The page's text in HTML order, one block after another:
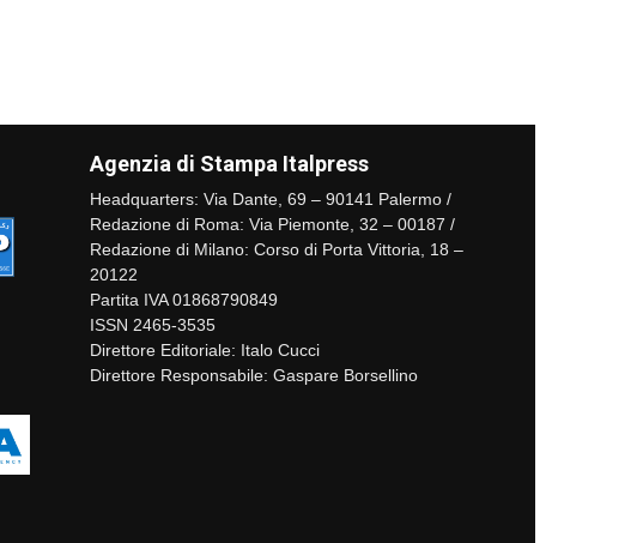
Agenzia di Stampa Italpress
Headquarters: Via Dante, 69 – 90141 Palermo /
Redazione di Roma: Via Piemonte, 32 – 00187 /
Redazione di Milano: Corso di Porta Vittoria, 18 –
20122
Partita IVA 01868790849
ISSN 2465-3535
Direttore Editoriale: Italo Cucci
Direttore Responsabile: Gaspare Borsellino